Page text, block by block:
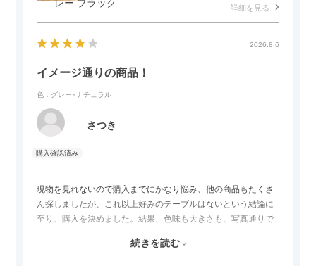
レー ブラック
詳細を見る
2026.8.6
イメージ通りの商品！
色：グレー×ナチュラル
さつき
現物を見れないので購入までにかなり悩み、他の商品もたくさ
ん探しましたが、これ以上好みのテーブルはないという結論に
至り、購入を決めました。結果、色味も大きさも、写真通りで
セラミック天板が思った以上に滑りが良く、汚れも拭きやすい
続きを読む